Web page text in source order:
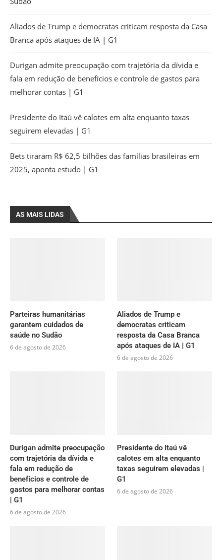
Aliados de Trump e democratas criticam resposta da Casa
Branca após ataques de IA | G1
Durigan admite preocupação com trajetória da dívida e
fala em redução de benefícios e controle de gastos para
melhorar contas | G1
Presidente do Itaú vê calotes em alta enquanto taxas
seguirem elevadas | G1
Bets tiraram R$ 62,5 bilhões das famílias brasileiras em
2025, aponta estudo | G1
AS MAIS LIDAS
Parteiras humanitárias
garantem cuidados de
saúde no Sudão
6 de agosto de 2026
Aliados de Trump e
democratas criticam
resposta da Casa Branca
após ataques de IA | G1
6 de agosto de 2026
Durigan admite preocupação
com trajetória da dívida e
fala em redução de
benefícios e controle de
gastos para melhorar contas
| G1
6 de agosto de 2026
Presidente do Itaú vê
calotes em alta enquanto
taxas seguirem elevadas |
G1
6 de agosto de 2026